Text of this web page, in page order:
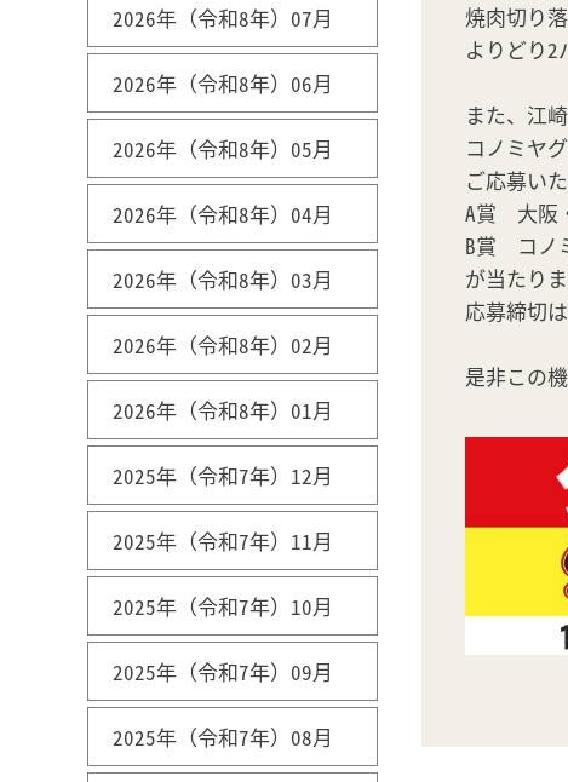
2026年（令和8年）07月
2026年（令和8年）06月
2026年（令和8年）05月
2026年（令和8年）04月
2026年（令和8年）03月
2026年（令和8年）02月
2026年（令和8年）01月
2025年（令和7年）12月
2025年（令和7年）11月
2025年（令和7年）10月
2025年（令和7年）09月
2025年（令和7年）08月
焼肉切り
よりどり
また、江
コノミヤ
ご応募い
A賞 大阪
B賞 コノ
が当たり
応募締切
是非この